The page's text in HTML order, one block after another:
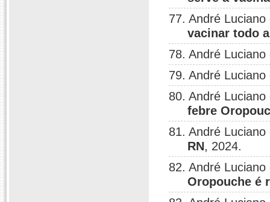
77. André
vacinar todo
78. André
79. André
80. André
febre
81. André
RN, 2024.
82. André
Oropouche é